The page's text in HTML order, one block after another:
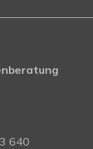
640